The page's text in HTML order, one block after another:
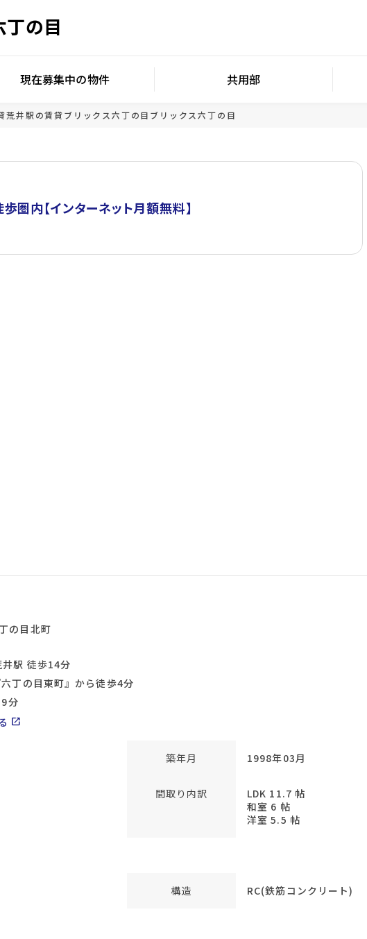
丁の目
現在募集中の物件 共用部
荒井駅の賃貸ブリックス六丁の目 ブリックス六丁の目
圏内【インターネット月額無料】
の目北町
駅 徒歩14分
丁の目東町』から徒歩4分
分
open_in_new
築年月 1998年03月
間取り内訳
LDK 11.7 帖
和室 6 帖
洋室 5.5 帖
構造 RC(鉄筋コンクリート)